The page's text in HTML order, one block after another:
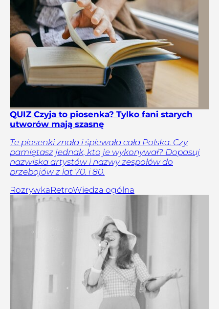
QUIZ Czyja to piosenka? Tylko fani starych
utworów mają szasnę
Te piosenki znała i śpiewała cała Polska. Czy
pamiętasz jednak, kto je wykonywał? Dopasuj
nazwiska artystów i nazwy zespołów do
przebojów z lat 70. i 80.
RozrywkaRetroWiedza ogólna